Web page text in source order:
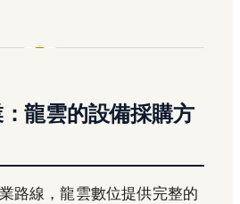
龍雲的設備採購方
路線，龍雲數位提供完整的